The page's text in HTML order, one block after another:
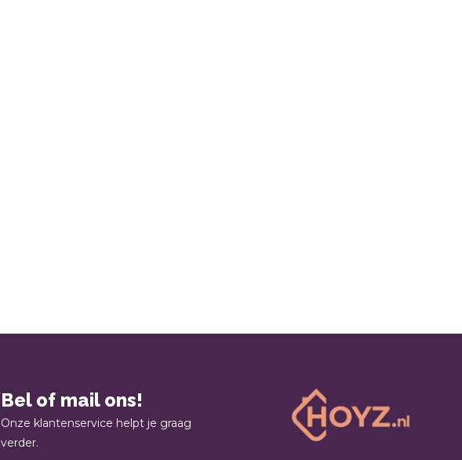
Bel of mail ons!
Onze klantenservice helpt je graag
verder.